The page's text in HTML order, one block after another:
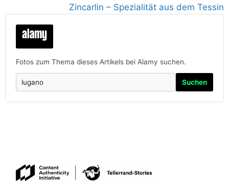
Zincarlin – Spezialität aus dem Tessin
Fotos zum Thema dieses Artikels bei Alamy suchen.
Suchen